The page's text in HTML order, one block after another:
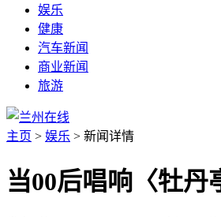
娱乐
健康
汽车新闻
商业新闻
旅游
主页 > 娱乐 > 新闻详情
当00后唱响〈牡